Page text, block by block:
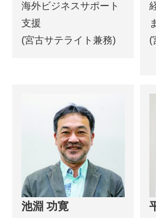
海外ビジネスサポート
支援
(宮古サテライト兼務)
(
池淵 功寛